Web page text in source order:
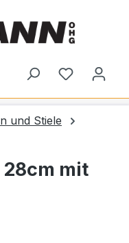
Du hast 0
und Stiele
mit